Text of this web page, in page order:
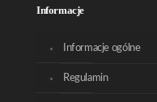
Informacje
Informacje ogólne
Regulamin